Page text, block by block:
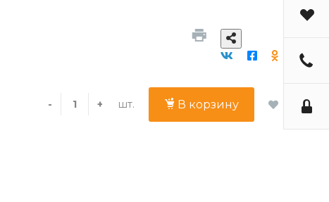
- + шт. В корзину